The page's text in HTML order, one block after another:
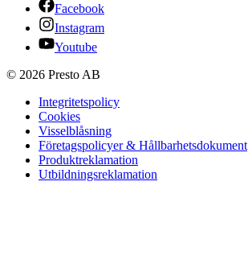
Facebook
Instagram
Youtube
© 2026 Presto AB
Integritetspolicy
Cookies
Visselblåsning
Företagspolicyer & Hållbarhetsdokument
Produktreklamation
Utbildningsreklamation